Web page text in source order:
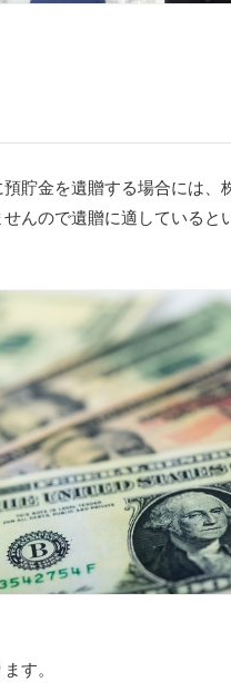
貯金を遺贈する場合には、
んので遺贈に適していると
す。